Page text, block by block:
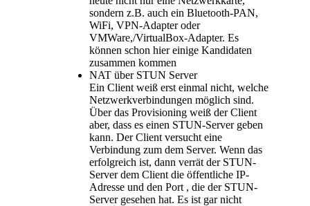
sondern z.B. auch ein Bluetooth-PAN,
WiFi, VPN-Adapter oder
VMWare,/VirtualBox-Adapter. Es
können schon hier einige Kandidaten
zusammen kommen
NAT über STUN Server
Ein Client weiß erst einmal nicht, welche
Netzwerkverbindungen möglich sind.
Über das Provisioning weiß der Client
aber, dass es einen STUN-Server geben
kann. Der Client versucht eine
Verbindung zum dem Server. Wenn das
erfolgreich ist, dann verrät der STUN-
Server dem Client die öffentliche IP-
Adresse und den Port , die der STUN-
Server gesehen hat. Es ist gar nicht